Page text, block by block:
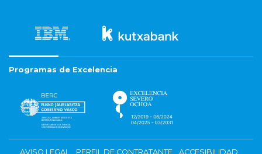
Programas de Excelencia
AVISO LEGAL PERFIL DE CONTRATANTE ACCESIBILIDAD